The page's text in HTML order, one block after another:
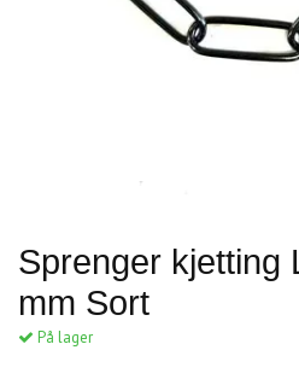
Sprenger kjetting
mm Sort
På lager